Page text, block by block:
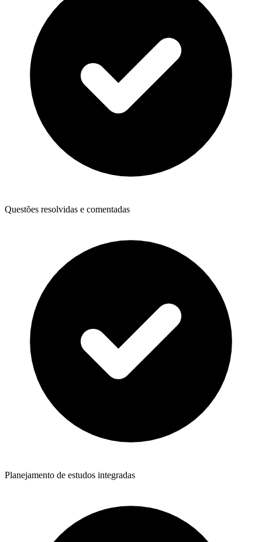
Questões resolvidas e comentadas
Planejamento de estudos integradas